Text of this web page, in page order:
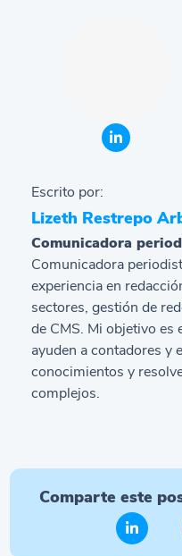
Escrito por:
Lizeth Restrepo
Comunicadora
Comunicadora
experiencia en
sectores, gestión de
de CMS. Mi objetivo
ayuden a contadores y
conocimientos y
complejos.
Comparte este